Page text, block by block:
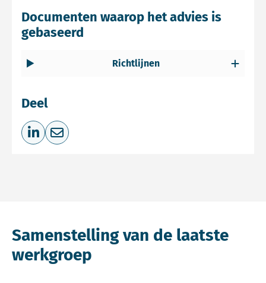
Documenten waarop het advies is
gebaseerd
Richtlijnen
Deel
Deel op LinkedIn
Deel via e-mail
Samenstelling van de laatste
werkgroep